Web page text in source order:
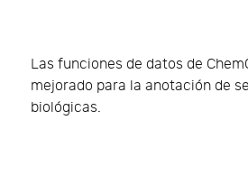
Las funciones de datos de
mejorado para la anotación de
biológicas.